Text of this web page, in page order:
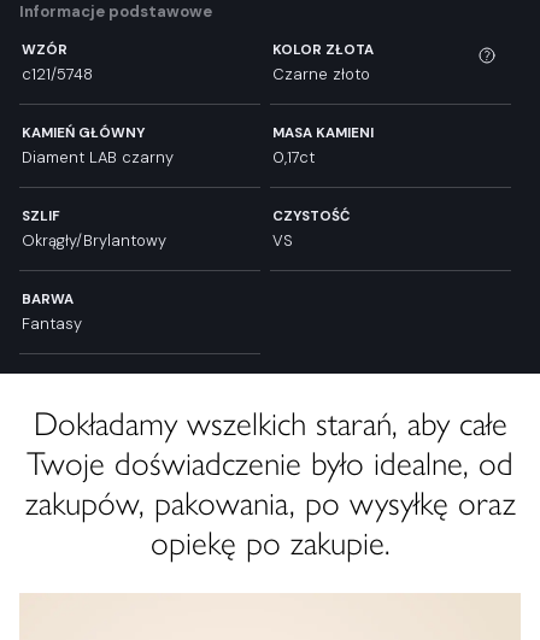
Informacje podstawowe
WZÓR
c121/5748
KOLOR ZŁOTA
Czarne złoto
KAMIEŃ GŁÓWNY
Diament LAB czarny
MASA KAMIENI
0,17ct
SZLIF
Okrągły/Brylantowy
CZYSTOŚĆ
VS
BARWA
Fantasy
Dokładamy wszelkich starań, aby całe
Twoje doświadczenie było idealne, od
zakupów, pakowania, po wysyłkę oraz
opiekę po zakupie.